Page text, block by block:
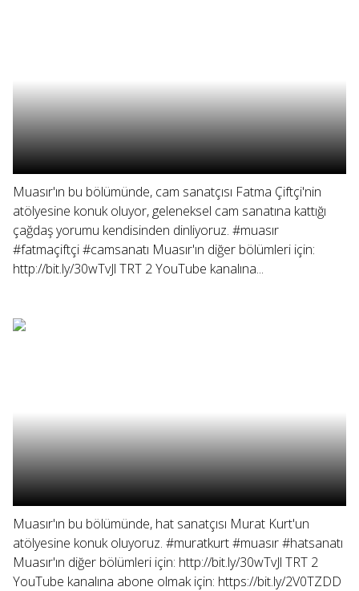
Muasır'ın bu bölümünde, cam sanatçısı Fatma Çiftçi'nin
atölyesine konuk oluyor, geleneksel cam sanatına kattığı
çağdaş yorumu kendisinden dinliyoruz. #muasır
#fatmaçiftçi #camsanatı Muasır'ın diğer bölümleri için:
http://bit.ly/30wTvJl TRT 2 YouTube kanalına...
Muasır'ın bu bölümünde, hat sanatçısı Murat Kurt'un
atölyesine konuk oluyoruz. #muratkurt #muasır #hatsanatı
Muasır'ın diğer bölümleri için: http://bit.ly/30wTvJl TRT 2
YouTube kanalına abone olmak için: https://bit.ly/2V0TZDD